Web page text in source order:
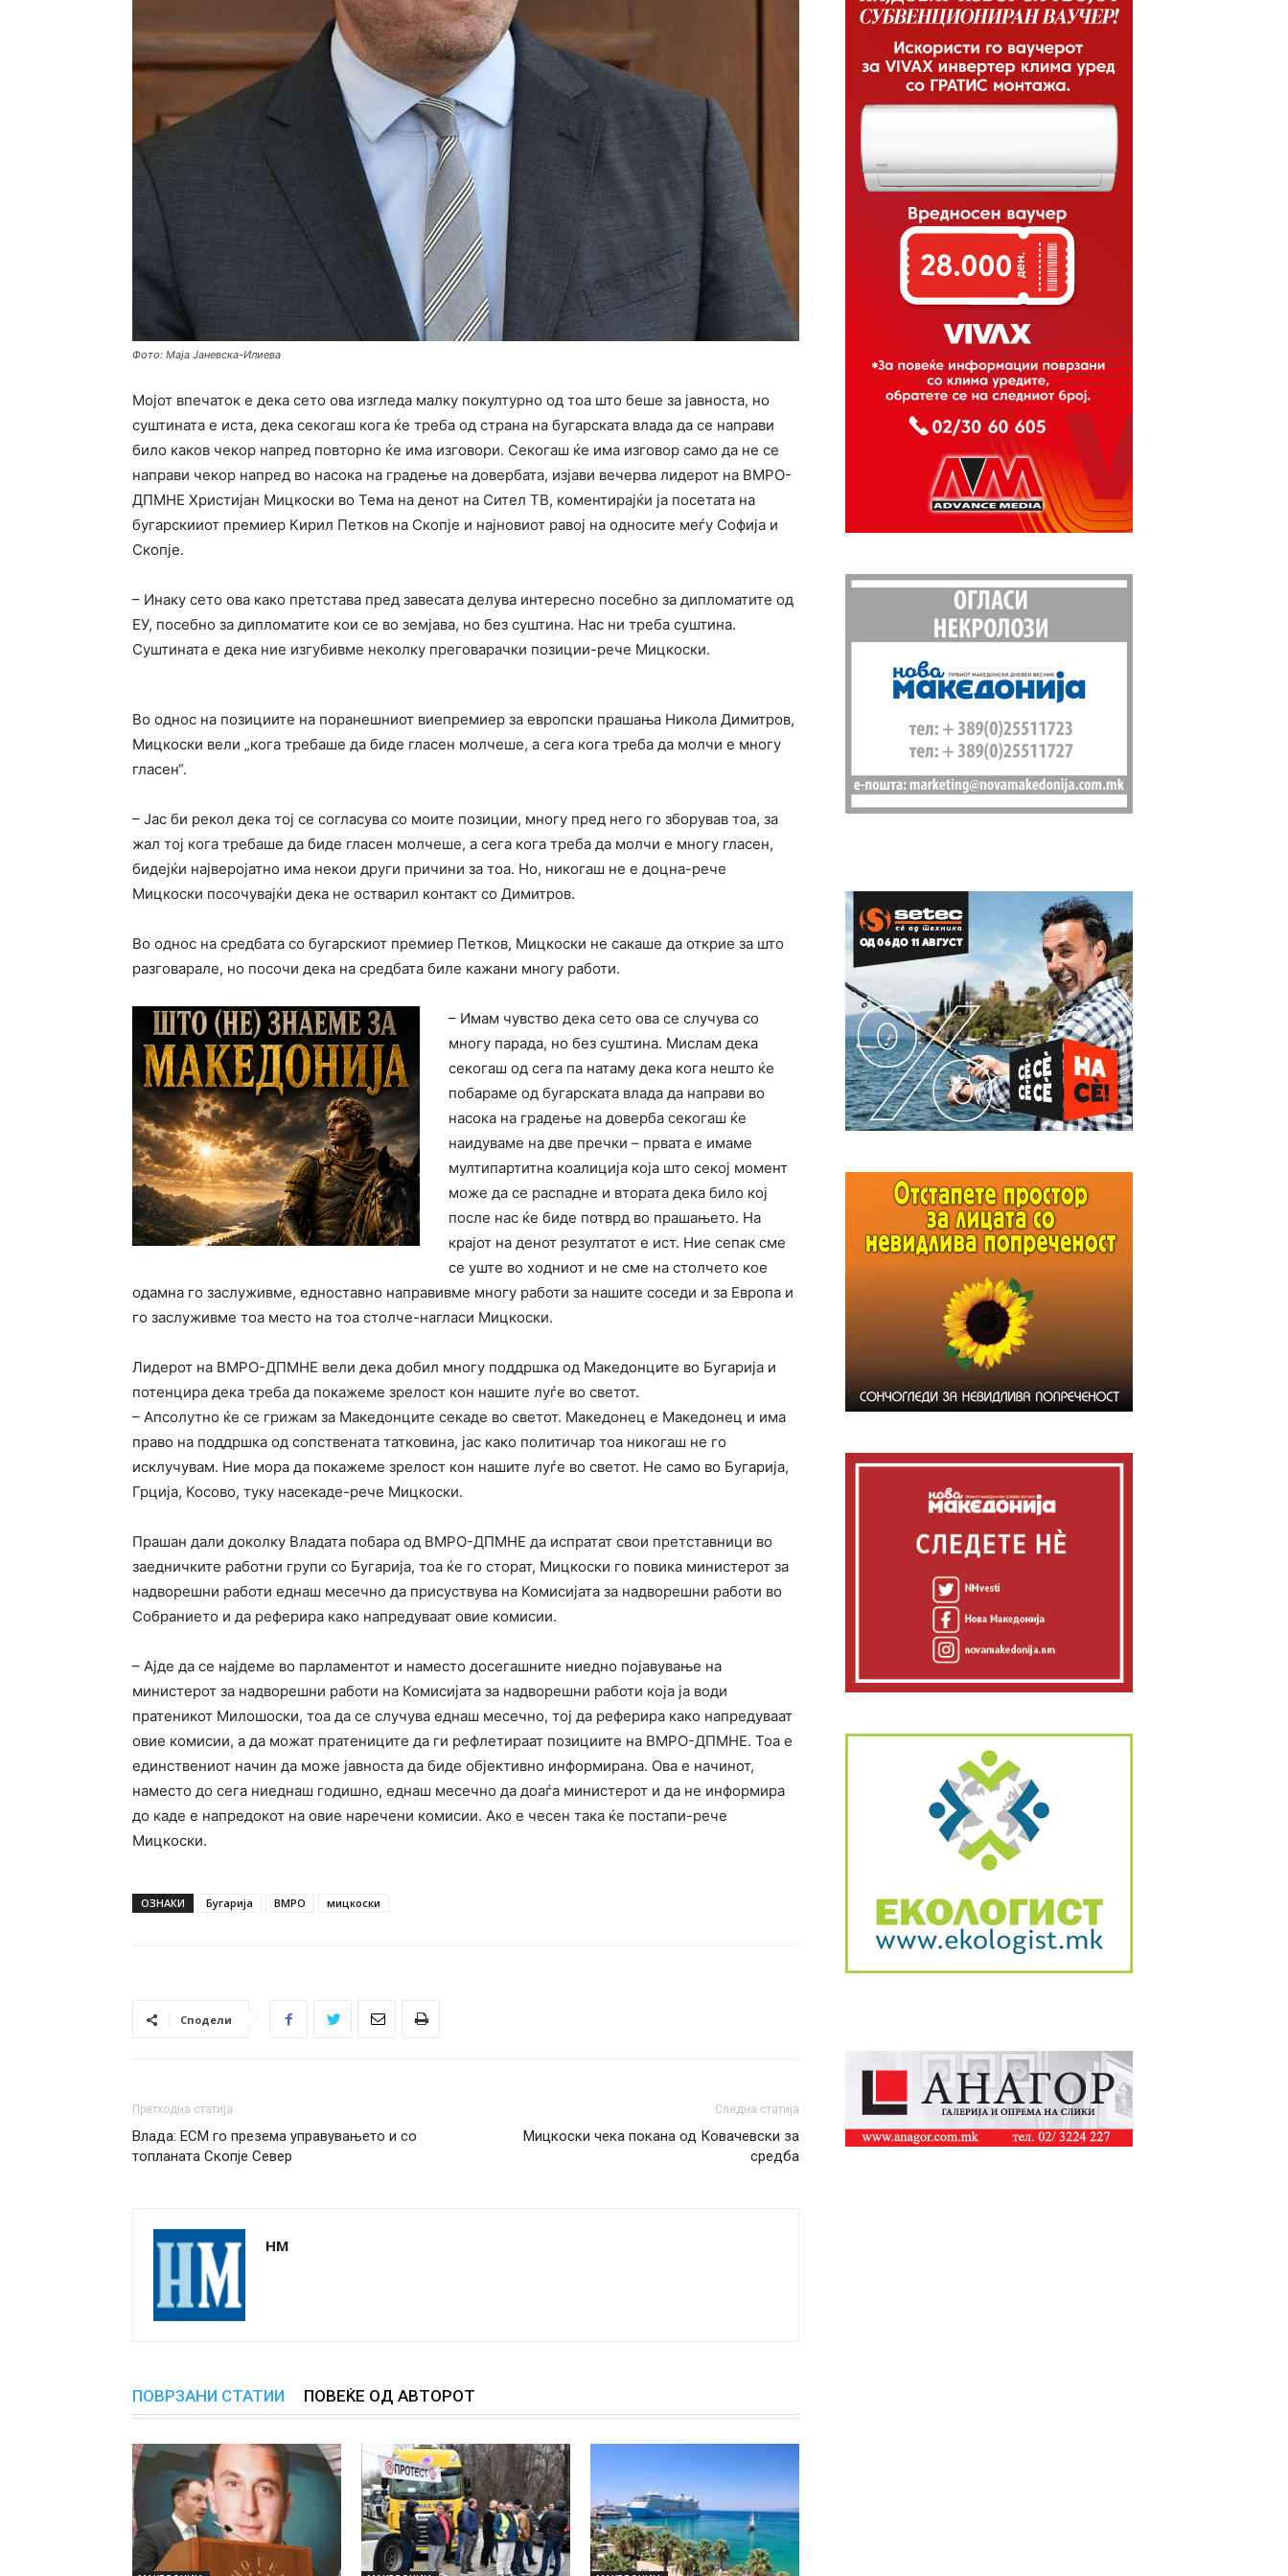
Фото: Маја Јаневска-Илиева
Мојот впечаток е дека сето ова изгледа малку покултурно од тоа што беше за јавноста, но
суштината е иста, дека секогаш кога ќе треба од страна на бугарската влада да се направи
било каков чекор напред повторно ќе има изговори. Секогаш ќе има изговор само да не се
направи чекор напред во насока на градење на довербата, изјави вечерва лидерот на ВМРО-
ДПМНЕ Христијан Мицкоски во Тема на денот на Сител ТВ, коментирајќи ја посетата на
бугарскииот премиер Кирил Петков на Скопје и најновиот равој на односите меѓу Софија и
Скопје.
– Инаку сето ова како претстава пред завесата делува интересно посебно за дипломатите од
ЕУ, посебно за дипломатите кои се во земјава, но без суштина. Нас ни треба суштина.
Суштината е дека ние изгубивме неколку преговарачки позиции-рече Мицкоски.
Во однос на позициите на поранешниот виепремиер за европски прашања Никола Димитров,
Мицкоски вели „кога требаше да биде гласен молчеше, а сега кога треба да молчи е многу
гласен“.
– Јас би рекол дека тој се согласува со моите позиции, многу пред него го зборував тоа, за
жал тој кога требаше да биде гласен молчеше, а сега кога треба да молчи е многу гласен,
бидејќи најверојатно има некои други причини за тоа. Но, никогаш не е доцна-рече
Мицкоски посочувајќи дека не остварил контакт со Димитров.
Во однос на средбата со бугарскиот премиер Петков, Мицкоски не сакаше да открие за што
разговарале, но посочи дека на средбата биле кажани многу работи.
– Имам чувство дека сето ова се случува со
многу парада, но без суштина. Мислам дека
секогаш од сега па натаму дека кога нешто ќе
побараме од бугарската влада да направи во
насока на градење на доверба секогаш ќе
наидуваме на две пречки – првата е имаме
мултипартитна коалиција која што секој момент
може да се распадне и втората дека било кој
после нас ќе биде потврд во прашањето. На
крајот на денот резултатот е ист. Ние сепак сме
се уште во ходниот и не сме на столчето кое
одамна го заслуживме, едноставно направивме многу работи за нашите соседи и за Европа и
го заслуживме тоа место на тоа столче-нагласи Мицкоски.
Лидерот на ВМРО-ДПМНЕ вели дека добил многу поддршка од Македонците во Бугарија и
потенцира дека треба да покажеме зрелост кон нашите луѓе во светот.
– Апсолутно ќе се грижам за Македонците секаде во светот. Македонец е Македонец и има
право на поддршка од сопствената татковина, јас како политичар тоа никогаш не го
исклучувам. Ние мора да покажеме зрелост кон нашите луѓе во светот. Не само во Бугарија,
Грција, Косово, туку насекаде-рече Мицкоски.
Прашан дали доколку Владата побара од ВМРО-ДПМНЕ да испратат свои претставници во
заедничките работни групи со Бугарија, тоа ќе го сторат, Мицкоски го повика министерот за
надворешни работи еднаш месечно да присуствува на Комисијата за надворешни работи во
Собранието и да реферира како напредуваат овие комисии.
– Ајде да се најдеме во парламентот и наместо досегашните ниедно појавување на
министерот за надворешни работи на Комисијата за надворешни работи која ја води
пратеникот Милошоски, тоа да се случува еднаш месечно, тој да реферира како напредуваат
овие комисии, а да можат пратениците да ги рефлетираат позициите на ВМРО-ДПМНЕ. Тоа е
единствениот начин да може јавноста да биде објективно информирана. Ова е начинот,
наместо до сега ниеднаш годишно, еднаш месечно да доаѓа министерот и да не информира
до каде е напредокот на овие наречени комисии. Ако е чесен така ќе постапи-рече
Мицкоски.
ОЗНАКИ Бугарија ВМРО мицкоски
Сподели
Претходна статија
Влада: ЕСМ го презема управувањето и со
топланата Скопје Север
Следна статија
Мицкоски чека покана од Ковачевски за
средба
НМ
ПОВРЗАНИ СТАТИИ ПОВЕЌЕ ОД АВТОРОТ